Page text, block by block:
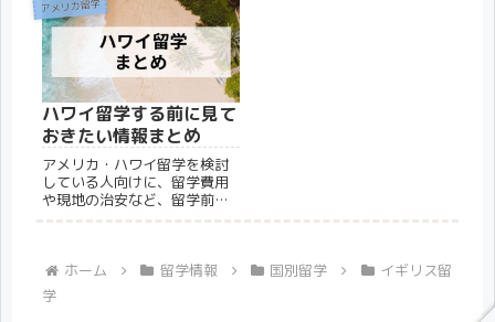
ておくと便利です。海外移住
の7ステップ移住先を決めるど
ういったビザがあるか調べる
必要な資金を見積もり用意す
る...
アメリカ留学
ハワイ留学する前に見て
おきたい情報まとめ
アメリカ・ハワイ留学を検討
している人向けに、留学費用
や現地の治安など、留学前に
い解説をしている記事にアク
セスすることもできます。
ホーム 留学情報 国別留学
イギリス留
学